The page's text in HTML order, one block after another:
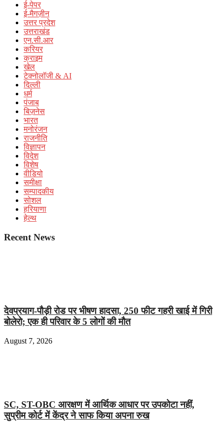
ई-पेपर
ई-मैगज़ीन
उत्तर प्रदेश
उत्तराखंड
एन.सी.आर
करियर
क्राइम
खेल
टेक्नोलॉजी & AI
दिल्ली
धर्म
पंजाब
बिज़नेस
भारत
मनोरंजन
राजनीति
विज्ञापन
विदेश
विशेष
वीडियो
समीक्षा
सम्पादकीय
सोशल
हरियाणा
हेल्थ
Recent News
देवप्रयाग-पौड़ी रोड पर भीषण हादसा, 250 फीट गहरी खाई में गिरी
बोलेरो; एक ही परिवार के 5 लोगों की मौत
August 7, 2026
SC, ST-OBC आरक्षण में आर्थिक आधार पर उपकोटा नहीं,
सुप्रीम कोर्ट में केंद्र ने साफ किया अपना रुख